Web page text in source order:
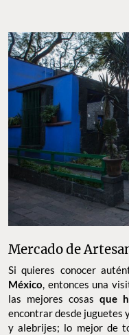
Mercado de
Si quieres conocer
México, entonces una
las mejores cosas que
encontrar desde juguetes
y alebrijes; lo mejor de